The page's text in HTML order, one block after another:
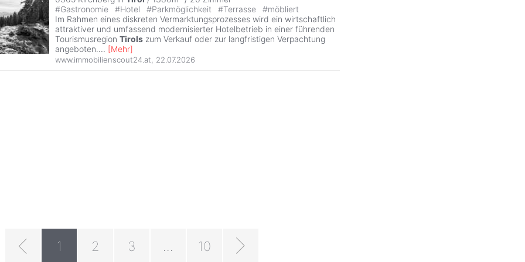
#Gastronomie #Hotel #Parkmöglichkeit #Terrasse #möbliert
Im Rahmen eines diskreten Vermarktungsprozesses wird ein wirtschaftlich
attraktiver und umfassend modernisierter Hotelbetrieb in einer führenden
Tourismusregion Tirols zum Verkauf oder zur langfristigen Verpachtung
angeboten.... [Mehr]
www.immobilienscout24.at 22.07.2026
1 2 3 10